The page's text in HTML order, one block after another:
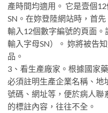
產時間均適用。 它是壹個
SN。在妳登陸網站時，首
輸入12個數字編號的頁面
輸入字母SN）。 妳將被告
品。
3、看生產廠家。根據國家
必須註明生產企業名稱、地
號碼、網址等，便於病人聯
的標註內容，往往不全。